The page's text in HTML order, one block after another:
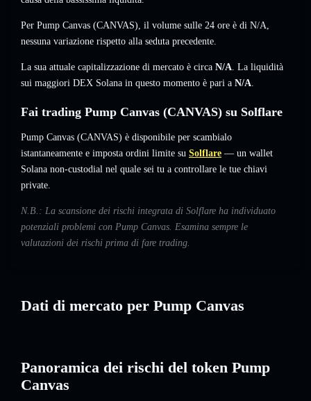
Per Pump Canvas (CANVAS), il volume sulle 24 ore è di N/A,
nessuna variazione rispetto alla seduta precedente.
La sua attuale capitalizzazione di mercato è circa N/A. La liquidità
sui maggiori DEX Solana in questo momento è pari a N/A.
Fai trading Pump Canvas (CANVAS) su Solflare
Pump Canvas (CANVAS) è disponibile per scambialo
istantaneamente e imposta ordini limite su Solflare — un wallet
Solana non-custodial nel quale sei tu a controllare le tue chiavi
private.
N.B.: La scansione dei rischi integrata di Solflare ha individuato
potenziali problemi con Pump Canvas. Esamina sempre le
valutazioni dei rischi prima di fare trading.
Dati di mercato per Pump Canvas
Panoramica dei rischi del token Pump
Canvas